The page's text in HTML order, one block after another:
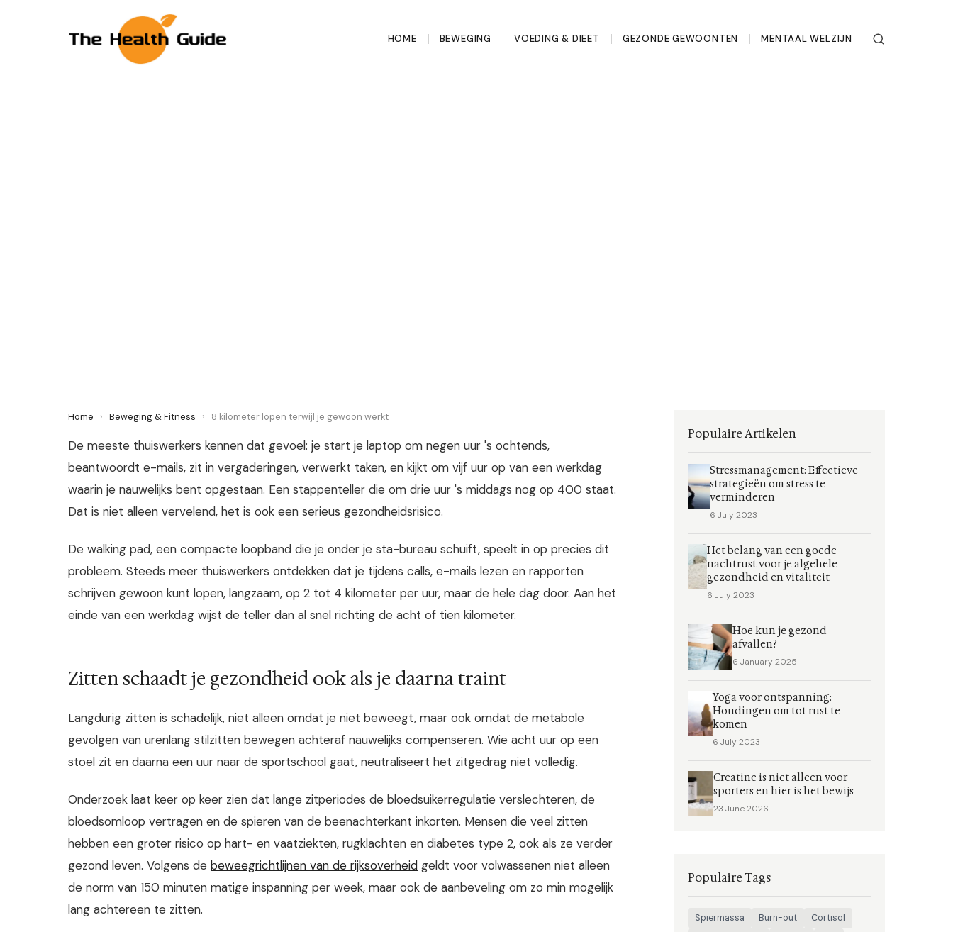
HOME BEWEGING VOEDING & DIEET GEZONDE GEWOONTEN MENTAAL WELZIJN
Home › Beweging & Fitness › 8 kilometer lopen terwijl je gewoon werkt
De meeste thuiswerkers kennen dat gevoel: je start je laptop om negen uur 's ochtends,
beantwoordt e-mails, zit in vergaderingen, verwerkt taken, en kijkt om vijf uur op van een werkdag
waarin je nauwelijks bent opgestaan. Een stappenteller die om drie uur 's middags nog op 400 staat.
Dat is niet alleen vervelend, het is ook een serieus gezondheidsrisico.
De walking pad, een compacte loopband die je onder je sta-bureau schuift, speelt in op precies dit
probleem. Steeds meer thuiswerkers ontdekken dat je tijdens calls, e-mails lezen en rapporten
schrijven gewoon kunt lopen, langzaam, op 2 tot 4 kilometer per uur, maar de hele dag door. Aan het
einde van een werkdag wijst de teller dan al snel richting de acht of tien kilometer.
Zitten schaadt je gezondheid ook als je daarna traint
Langdurig zitten is schadelijk, niet alleen omdat je niet beweegt, maar ook omdat de metabole
gevolgen van urenlang stilzitten bewegen achteraf nauwelijks compenseren. Wie acht uur op een
stoel zit en daarna een uur naar de sportschool gaat, neutraliseert het zitgedrag niet volledig.
Onderzoek laat keer op keer zien dat lange zitperiodes de bloedsuikerregulatie verslechteren, de
bloedsomloop vertragen en de spieren van de beenachterkant inkorten. Mensen die veel zitten
hebben een groter risico op hart- en vaatziekten, rugklachten en diabetes type 2, ook als ze verder
gezond leven. Volgens de beweegrichtlijnen van de rijksoverheid geldt voor volwassenen niet alleen
de norm van 150 minuten matige inspanning per week, maar ook de aanbeveling om zo min mogelijk
lang achtereen te zitten.
Populaire Artikelen
Stressmanagement: Effectieve
strategieën om stress te
verminderen
6 July 2023
Het belang van een goede
nachtrust voor je algehele
gezondheid en vitaliteit
6 July 2023
Hoe kun je gezond
afvallen?
6 January 2025
Yoga voor ontspanning:
Houdingen om tot rust te
komen
6 July 2023
Creatine is niet alleen voor
sporters en hier is het bewijs
23 June 2026
Populaire Tags
Spiermassa Burn-out
Cortisol